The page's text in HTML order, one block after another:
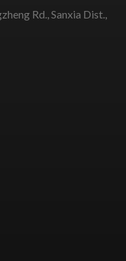
Rd., Sanxia Dist.,